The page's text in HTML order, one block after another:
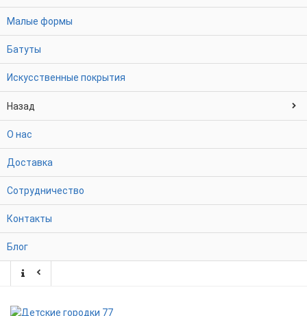
Малые формы
Батуты
Искусственные покрытия
Назад
О нас
Доставка
Сотрудничество
Контакты
Блог